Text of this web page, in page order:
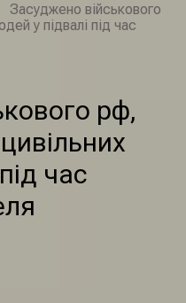
Засуджено військового
у підвалі під час
рф,
час